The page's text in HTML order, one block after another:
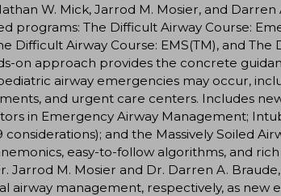
W. Mick, Jarrod M. Mosier, and
programs: The Difficult Airway Course:
Difficult Airway Course: EMS(TM), and
on approach provides the concrete
airway emergencies may occur,
and urgent care centers. Includes
in Emergency Airway Management;
considerations); and the Massively Soiled
easy-to-follow algorithms, and
Jarrod M. Mosier and Dr. Darren A.
airway management, respectively, as new